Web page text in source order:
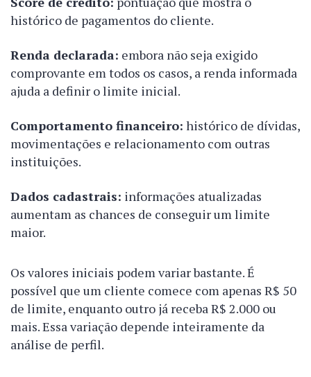
histórico de pagamentos do cliente.
Renda declarada: embora não seja exigido
comprovante em todos os casos, a renda informada
ajuda a definir o limite inicial.
Comportamento financeiro: histórico de dívidas,
movimentações e relacionamento com outras
instituições.
Dados cadastrais: informações atualizadas
aumentam as chances de conseguir um limite
maior.
Os valores iniciais podem variar bastante. É
possível que um cliente comece com apenas R$ 50
de limite, enquanto outro já receba R$ 2.000 ou
mais. Essa variação depende inteiramente da
análise de perfil.